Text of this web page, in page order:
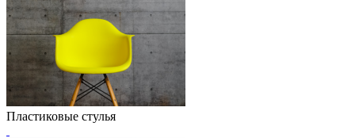
Пластиковые стулья